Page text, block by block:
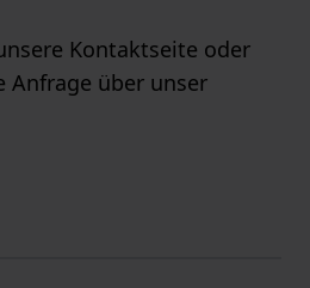
Kontaktseite oder
Anfrage über unser